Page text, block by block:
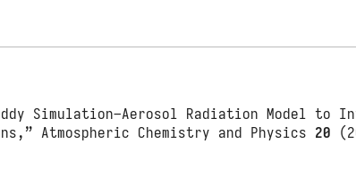
Simulation–Aerosol Radiation Model to
Atmospheric Chemistry and Physics 20